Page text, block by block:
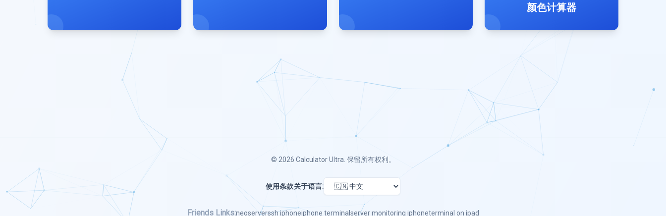
颜色计算器
© 2026 Calculator Ultra . 保留所有权利。
使用条款关于语言:
Friends Links:neoserverssh iphoneiphone terminal server monitoring iphoneterminal on ipad